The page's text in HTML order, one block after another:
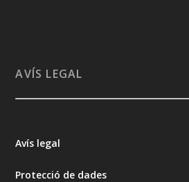
AVÍS LEGAL
Avís legal
Protecció de dades